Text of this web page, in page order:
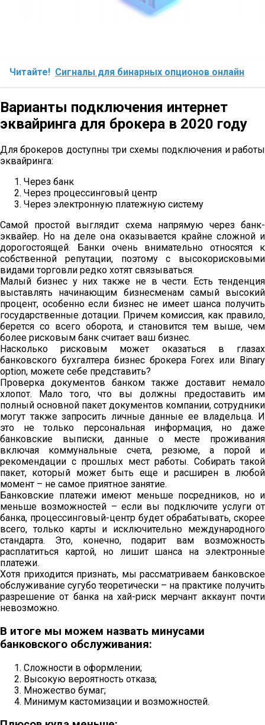
Читайте! Сигналы для бинарных опционов онлайн
Варианты подключения интернет
эквайринга для брокера в 2020 году
Для брокеров доступны три схемы подключения и работы
эквайринга:
Через банк
Через процессинговый центр
Через электронную платежную систему
Самой простой выглядит схема напрямую через банк-
эквайер. Но на деле она оказывается крайне сложной и
дорогостоящей. Банки очень внимательно относятся к
собственной репутации, поэтому с высокорисковыми
видами торговли редко хотят связываться.
Малый бизнес у них также не в чести. Есть тенденция
выставлять начинающим бизнесменам самый высокий
процент, особенно если бизнес не имеет шанса получить
государственные дотации. Причем комиссия, как правило,
берется со всего оборота, и становится тем выше, чем
более рисковым банк считает ваш бизнес.
Насколько рисковым может оказаться в глазах
банковского бухгалтера бизнес брокера Forex или Binary
option, можете себе представить?
Проверка документов банком также доставит немало
хлопот. Мало того, что вы должны предоставить им
полный основной пакет документов компании, сотрудники
могут также запросить личные данные ее владельца. И
это не только персональная информация, но даже
банковские выписки, данные о месте проживания
включая коммунальные счета, резюме, а порой и
рекомендации с прошлых мест работы. Собирать такой
пакет, который может быть еще и расширен в любой
момент – не самое приятное занятие.
Банковские платежи имеют меньше посредников, но и
меньше возможностей – если вы подключите услуги от
банка, процессинговый-центр будет обрабатывать, скорее
всего, только карты и исключительно международного
стандарта. Это, конечно, подарит вам возможность
расплатиться картой, но лишит шанса на электронные
платежи.
Хотя приходится признать, мы рассматриваем банковское
обслуживание сугубо теоретически – на практике получить
разрешение от банка на хай-риск мерчант аккаунт почти
невозможно.
В итоге мы можем назвать минусами
банковского обслуживания:
Сложности в оформлении;
Высокую вероятность отказа;
Множество бумаг;
Минимум кастомизации и возможностей.